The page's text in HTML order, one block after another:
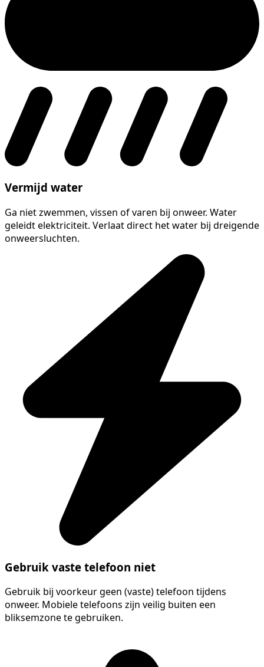
Vermijd water
Ga niet zwemmen, vissen of varen bij onweer. Water
geleidt elektriciteit. Verlaat direct het water bij dreigende
onweersluchten.
Gebruik vaste telefoon niet
Gebruik bij voorkeur geen (vaste) telefoon tijdens
onweer. Mobiele telefoons zijn veilig buiten een
bliksemzone te gebruiken.